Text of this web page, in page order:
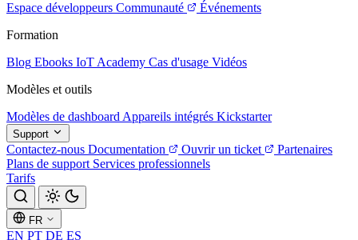
Espace développeurs Communauté
Événements
Formation
Blog Ebooks IoT Academy Cas d'usage Vidéos
Modèles et outils
Modèles de dashboard Appareils intégrés Kickstarter
Support
Contactez-nous Documentation Ouvrir un ticket
Partenaires
Plans de support Services professionnels
Tarifs
FR
EN PT DE ES